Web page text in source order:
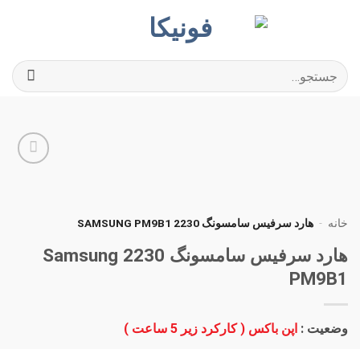
جستجو
برای:
خانه - هارد سرفیس سامسونگ 2230 SAMSUNG PM9B1
هارد سرفیس سامسونگ 2230 Samsung
PM9B1
وضعیت : اپن باکس ( کارکرد زیر 5 ساعت )